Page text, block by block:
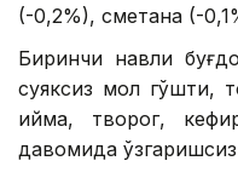
(-0,2%), сметана (-
Биринчи навли
суяксиз мол гўшти,
қийма, творог,
давомида ўзгаришсиз